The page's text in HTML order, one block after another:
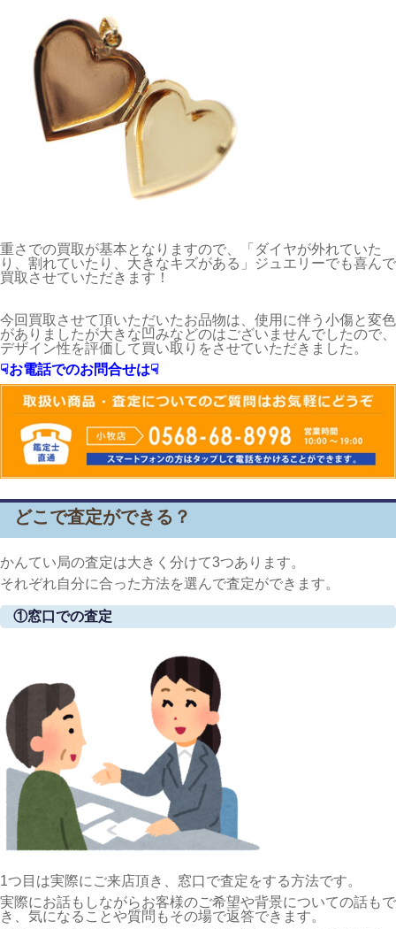
重さでの買取が基本となりますので、「ダイヤが外れていた
り、割れていたり、大きなキズがある」ジュエリーでも喜んで
買取させていただきます！
今回買取させて頂いただいたお品物は、使用に伴う小傷と変色
がありましたが大きな凹みなどのはございませんでしたので、
デザイン性を評価して買い取りをさせていただきました。
☟お電話でのお問合せは☟
どこで査定ができる？
かんてい局の査定は大きく分けて3つあります。
それぞれ自分に合った方法を選んで査定ができます。
①窓口での査定
1つ目は実際にご来店頂き、窓口で査定をする方法です。
実際にお話もしながらお客様のご希望や背景についての話もで
き、気になることや質問もその場で返答できます。